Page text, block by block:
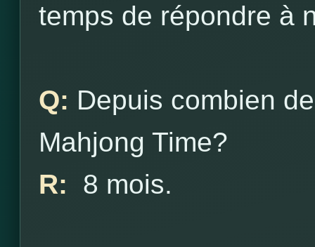
temps de répondre à
Q: Depuis combien
Mahjong Time?
R: 8 mois.